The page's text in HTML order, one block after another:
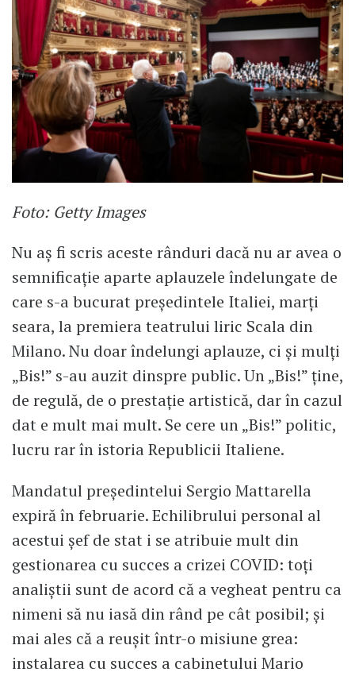
Foto: Getty Images
Nu aș fi scris aceste rânduri dacă nu ar avea o
semnificație aparte aplauzele îndelungate de
care s-a bucurat președintele Italiei, marți
seara, la premiera teatrului liric Scala din
Milano. Nu doar îndelungi aplauze, ci și mulți
„Bis!” s-au auzit dinspre public. Un „Bis!” ține,
de regulă, de o prestație artistică, dar în cazul
dat e mult mai mult. Se cere un „Bis!” politic,
lucru rar în istoria Republicii Italiene.
Mandatul președintelui Sergio Mattarella
expiră în februarie. Echilibrului personal al
acestui șef de stat i se atribuie mult din
gestionarea cu succes a crizei COVID: toți
analiștii sunt de acord că a vegheat pentru ca
nimeni să nu iasă din rând pe cât posibil; și
mai ales că a reușit într-o misiune grea:
instalarea cu succes a cabinetului Mario